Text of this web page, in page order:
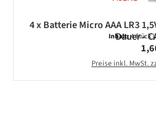
4 x Batterie Micro AAA LR3
Dauer -
Inhalt:4 Stück
Preise inkl. MwSt.